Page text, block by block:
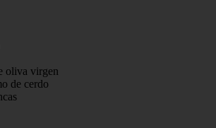
oliva virgen
de cerdo